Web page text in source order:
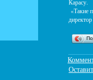
Карасу.
«Такие